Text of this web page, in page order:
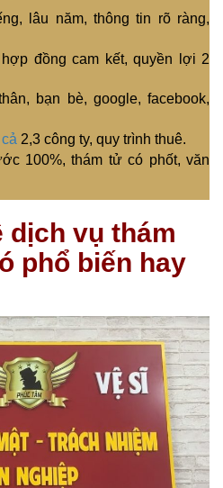
lâu năm, thông tin rõ ràng,
đồng cam kết, quyền lợi 2
bạn bè, google, facebook,
2,3 công ty, quy trình thuê.
100%, thám tử có phốt, văn
dịch vụ thám
phổ biến hay